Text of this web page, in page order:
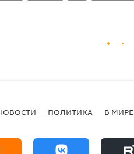
ПОЛИТИКА В МИРЕ